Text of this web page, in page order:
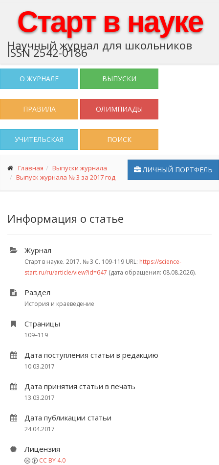
Старт в науке
Научный журнал для школьников
ISSN 2542-0186
О ЖУРНАЛЕ ВЫПУСКИ
ПРАВИЛА ОЛИМПИАДЫ
УЧИТЕЛЬСКАЯ ПОИСК
ЛИЧНЫЙ ПОРТФЕЛЬ
Главная
Выпуски журнала
Выпуск журнала № 3 за 2017 год
Информация о статье
Журнал
Старт в науке. 2017. № 3 С. 109-119 URL: https://science-
start.ru/ru/article/view?id=647 (дата обращения: 08.08.2026).
Раздел
История и краеведение
Страницы
109–119
Дата поступления статьи в редакцию
10.03.2017
Дата принятия статьи в печать
13.03.2017
Дата публикации статьи
24.04.2017
Лицензия
CC BY 4.0